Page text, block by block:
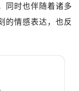
同时也伴随着诸多
的情感表达，也反